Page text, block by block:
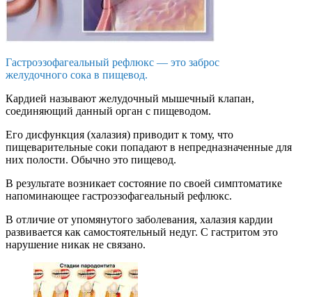
Гастроэзофагеальный рефлюкс — это заброс
желудочного сока в пищевод.
Кардией называют желудочный мышечный клапан,
соединяющий данный орган с пищеводом.
Его дисфункция (халазия) приводит к тому, что
пищеварительные соки попадают в непредназначенные для
них полости. Обычно это пищевод.
В результате возникает состояние по своей симптоматике
напоминающее гастроэзофагеальный рефлюкс.
В отличие от упомянутого заболевания, халазия кардии
развивается как самостоятельный недуг. С гастритом это
нарушение никак не связано.